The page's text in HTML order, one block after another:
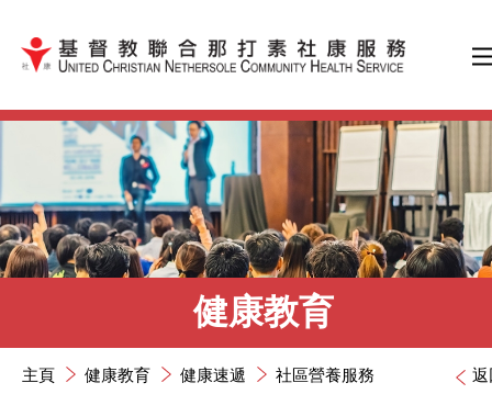
跳到內容（按輸入鍵）
健康教育
返
主頁 健康教育 健康速遞 社區營養服務